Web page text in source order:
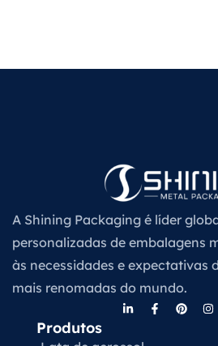
A Shining Packaging é líder
personalizadas de embalagens
às necessidades e expectativas
mais renomadas do mundo.
Produtos